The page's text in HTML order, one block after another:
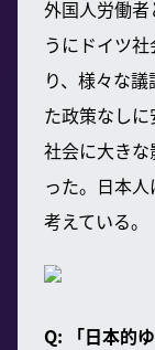
外国人労働
うにドイツ
り、様々な
た政策なし
社会に大き
った。日本
考えている。
Q: 「日本的